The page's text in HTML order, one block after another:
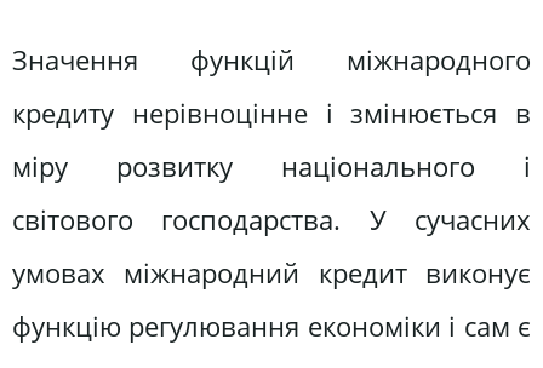
Значення функцій міжнародного
кредиту нерівноцінне і змінюється в
міру розвитку національного і
світового господарства. У сучасних
умовах міжнародний кредит виконує
функцію регулювання економіки і сам є